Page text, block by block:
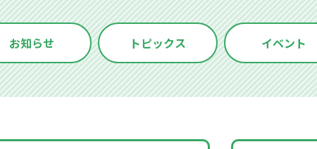
お知らせ トピックス イベント